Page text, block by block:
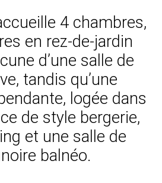
4 chambres,
en rez-de-jardin
d’une salle de
tandis qu’une
logée dans
de style bergerie,
et une salle de
balnéo.